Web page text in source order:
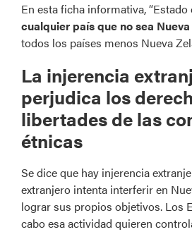
En esta ficha informativa,
cualquier país que no sea
todos los países menos Nueva
La injerencia
perjudica los
libertades de las
étnicas
Se dice que hay injerencia
extranjero intenta interferir en
lograr sus propios objetivos. Los
cabo esa actividad quieren